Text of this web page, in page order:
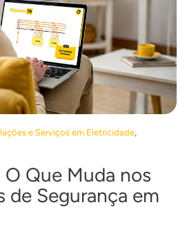
e Serviços em Eletricidade,
Que Muda nos
de Segurança em